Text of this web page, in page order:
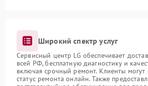
Широкий спектр услуг
Сервисный центр LG обеспечивает
всей РФ, бесплатную диагностику и
включая срочный ремонт. Клиенты могут
статус ремонта онлайн. Также